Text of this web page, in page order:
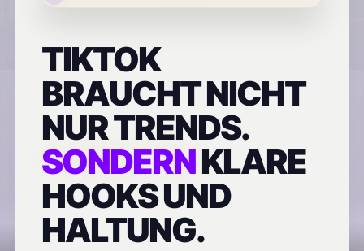
TIKTOK
BRAUCHT NICHT
NUR TRENDS.
SONDERNKLARE
HOOKS UND
HALTUNG.